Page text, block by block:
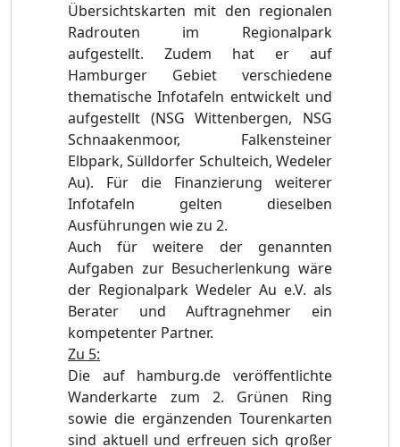
Übersichtskarten mit den regionalen
Radrouten im Regionalpark
aufgestellt. Zudem hat er auf
Hamburger Gebiet verschiedene
thematische Infotafeln entwickelt und
aufgestellt (NSG Wittenbergen, NSG
Schnaakenmoor, Falkensteiner
Elbpark, Sülldorfer Schulteich, Wedeler
Au). Für die Finanzierung weiterer
Infotafeln gelten dieselben
Ausführungen wie zu 2.
Auch für weitere der genannten
Aufgaben zur Besucherlenkung wäre
der Regionalpark Wedeler Au e.V. als
Berater und Auftragnehmer ein
kompetenter Partner.
Zu 5:
Die auf hamburg.de veröffentlichte
Wanderkarte zum 2. Grünen Ring
sowie die ergänzenden Tourenkarten
sind aktuell und erfreuen sich großer